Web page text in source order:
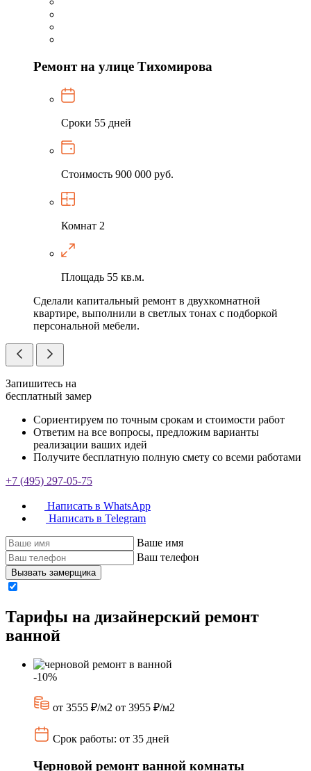
Ремонт на улице Тихомирова
Сроки 55 дней
Стоимость 900 000 руб.
Комнат 2
Площадь 55 кв.м.
Сделали капитальный ремонт в двухкомнатной
квартире, выполнили в светлых тонах с подборкой
персональной мебели.
Запишитесь на
бесплатный замер
Сориентируем по точным срокам и стоимости работ
Ответим на все вопросы, предложим варианты
реализации ваших идей
Получите бесплатную полную смету со всеми работами
+7 (495) 297-05-75
Написать в WhatsApp
Написать в Telegram
Ваше имя
Ваш телефон
Вызвать замерщика
Тарифы на дизайнерский ремонт
ванной
-10%
от 3555 ₽/м2 от 3955 ₽/м2
Срок работы: от 35 дней
Черновой ремонт ванной комнаты